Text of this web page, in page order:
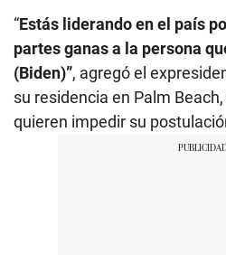
“Estás liderando en el país
partes ganas a la persona
(Biden)”, agregó el
su residencia en Palm
quieren impedir su